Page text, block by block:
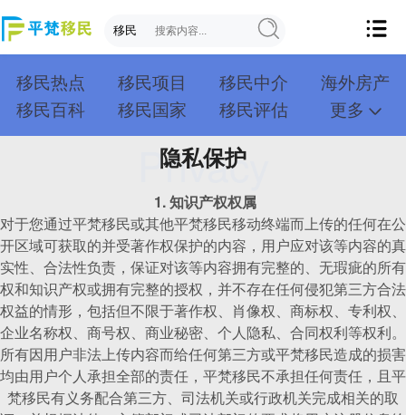
移民热点 移民项目 移民中介
海外房产
移民百科
移民国家 移民评估
更多
成功案例
投资移民 创业移民
购房移民
技术移民 雇主移民
隐私保护
Privacy
1. 知识产权权属
对于您通过平梵移民或其他平梵移民移动终端而上传的任何在公
开区域可获取的并受著作权保护的内容，用户应对该等内容的真
实性、合法性负责，保证对该等内容拥有完整的、无瑕疵的所有
权和知识产权或拥有完整的授权，并不存在任何侵犯第三方合法
权益的情形，包括但不限于著作权、肖像权、商标权、专利权、
企业名称权、商号权、商业秘密、个人隐私、合同权利等权利。
所有因用户非法上传内容而给任何第三方或平梵移民造成的损害
均由用户个人承担全部的责任，平梵移民不承担任何责任，且平
梵移民有义务配合第三方、司法机关或行政机关完成相关的取